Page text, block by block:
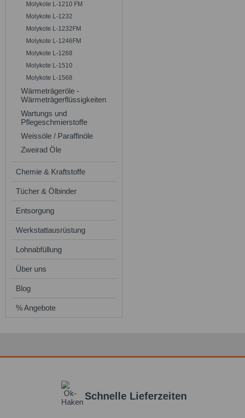
Molykote L-1210 FM
Molykote L-1232
Molykote L-1232FM
Molykote L-1246FM
Molykote L-1268
Molykote L-1510
Molykote L-1568
Wärmeträgeröle -
Wärmeträgerflüssigkeiten
Wartungs und
Pflegeschmierstoffe
Weissöle / Paraffinöle
Zweirad Öle
Chemie & Kraftstoffe
Tücher & Ölbinder
Entsorgung
Werkstattausrüstung
Lohnabfüllung
Über uns
Blog
% Angebote
Schnelle Lieferzeiten